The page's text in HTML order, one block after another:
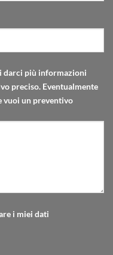
darci più informazioni
preciso. Eventualmente
vuoi un preventivo
i miei dati